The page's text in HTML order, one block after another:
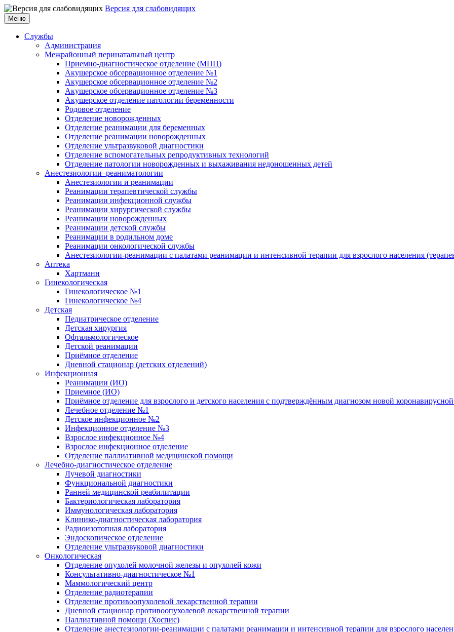
Версия для слабовидящих
Меню
Службы
Администрация
Межрайонный перинатальный центр
Приемно-диагностическое отделение (МПЦ)
Акушерское обсервационное отделение №1
Акушерское обсервационное отделение №2
Акушерское обсервационное отделение №3
Акушерское отделение патологии беременности
Родовое отделение
Отделение новорожденных
Отделение реанимации для беременных
Отделение реанимации новорожденных
Отделение ультразвуковой диагностики
Отделение вспомогательных репродуктивных технологий
Отделение патологии новорожденных и выхаживания недоношенных детей
Анестезиологии–реаниматологии
Анестезиологии и реанимации
Реанимации терапевтической службы
Реанимации инфекционной службы
Реанимации хирургической службы
Реанимации новорожденных
Реанимации детской службы
Реанимации в родильном доме
Реанимации онкологической службы
Анестезиологии-реанимации с палатами реанимации и интенсивной терапии для взрослого населения
Аптека
Хартманн
Гинекологическая
Гинекологическое №1
Гинекологическое №4
Детская
Педиатрическое отделение
Детская хирургия
Офтальмологическое
Детской реанимации
Приёмное отделение
Дневной стационар (детских отделений)
Инфекционная
Реанимации (ИО)
Приемное (ИО)
Приёмное отделение для взрослого и детского населения с подтверждённым диагнозом новой
Лечебное отделение №1
Детское инфекционное №2
Инфекционное отделение №3
Взрослое инфекционное №4
Взрослое инфекционное отделение
Отделение паллиативной медицинской помощи
Лечебно-диагностическое отделение
Лучевой диагностики
Функциональной диагностики
Ранней медицинской реабилитации
Бактериологическая лаборатория
Иммунологическая лаборатория
Клинико-диагностическая лаборатория
Радиоизотопная лаборатория
Эндоскопическое отделение
Отделение ультразвуковой диагностики
Онкологическая
Отделение опухолей молочной железы и опухолей кожи
Консультативно-диагностическое №1
Маммологический центр
Отделение радиотерапии
Отделение противоопухолевой лекарственной терапии
Дневной стационар противоопухолевой лекарственной терапии
Паллиативной помощи (Хоспис)
Отделение анестезиологии-реанимации с палатами реанимации и интенсивной терапии для взрослого